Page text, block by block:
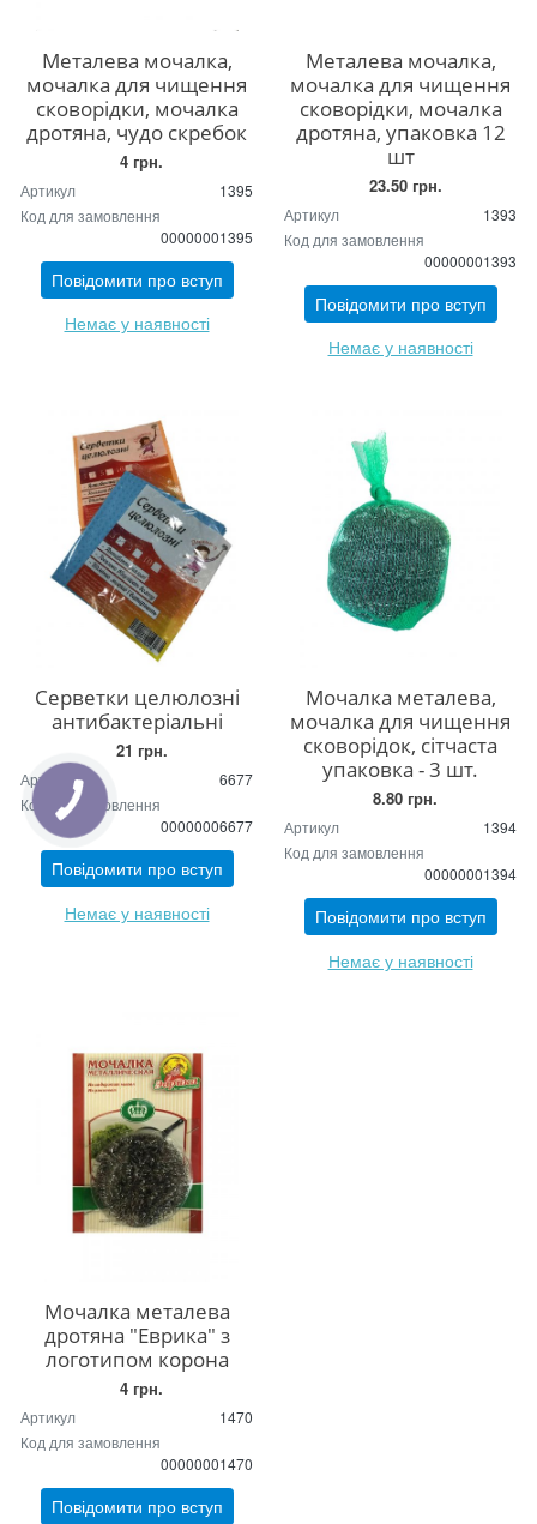
Металева мочалка,
мочалка для чищення
сковорідки, мочалка
дротяна, чудо скребок
4 грн.
Артикул
1395
Код для замовлення
00000001395
Повідомити про вступ
Немає у наявності
Металева мочалка,
мочалка для чищення
сковорідки, мочалка
дротяна, упаковка 12
шт
23.50 грн.
Артикул
1393
Код для замовлення
00000001393
Повідомити про вступ
Немає у наявності
Серветки целюлозні
антибактеріальні
21 грн.
Артикул
6677
Код для замовлення
00000006677
Повідомити про вступ
Немає у наявності
Мочалка металева,
мочалка для чищення
сковорідок, сітчаста
упаковка - 3 шт.
8.80 грн.
Артикул
1394
Код для замовлення
00000001394
Повідомити про вступ
Немає у наявності
Мочалка металева
дротяна "Еврика" з
логотипом корона
4 грн.
Артикул
1470
Код для замовлення
00000001470
Повідомити про вступ
КНОПКА
ЗВ'ЯЗКУ